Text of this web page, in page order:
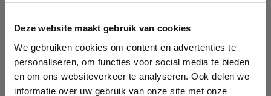
Deze website maakt gebruik van cookies
We gebruiken cookies om content en advertenties te
personaliseren, om functies voor social media te bieden
en om ons websiteverkeer te analyseren. Ook delen we
informatie over uw gebruik van onze site met onze